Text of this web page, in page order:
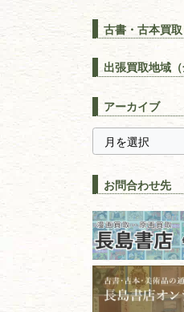
漢方・鍼灸
易学・占い
スピリチュ
全集・
趣味・教養
書道
拓本・法帖
篆刻・印譜
古書・古本買
【出張買取】
りOK！効率的
宅配買取は古
長島書店の便利
ス
【持ち込み買
に古本を売るメ
上手な売り方の
古本の保管方
因！適切な管
るコツ
古本は汚れて
ない？適切な
ーニング！
ISBNコードと
番号の意味と
出張買取地域（
東京都
千葉県
静岡県
山梨県
長野県
石川県
福島県
青森県
アーカイブ
お問合わせ先
古本買取専門店
〒101-0051
東京都千代田区